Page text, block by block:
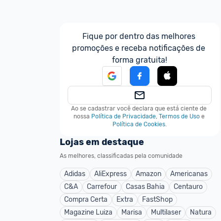
Fique por dentro das melhores
promoções e receba notificações de
forma gratuita!
Ao se cadastrar você declara que está ciente de
nossa Política de Privacidade, Termos de Uso e
Política de Cookies.
Lojas em destaque
As melhores, classificadas pela comunidade
Adidas AliExpress Amazon
Americanas
C&A
Carrefour Casas Bahia
Centauro
Compra Certa
Extra
FastShop
Magazine Luiza
Marisa Multilaser
Natura